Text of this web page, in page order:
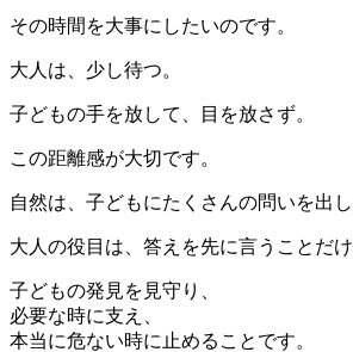
その時間を大事にしたいのです。
大人は、少し待つ。
子どもの手を放して、目を放さず。
この距離感が大切です。
自然は、子どもにたくさんの問いを出し
大人の役目は、答えを先に言うことだけ
子どもの発見を見守り、
必要な時に支え、
本当に危ない時に止めることです。